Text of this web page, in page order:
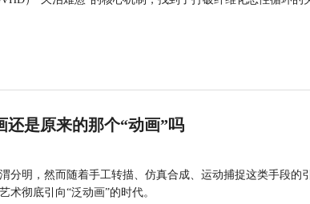
还是原来的那个“动画”吗
分明，然而随着手工转描、仿真合成、运动捕捉这类手段
术彻底引向“泛动画”的时代。